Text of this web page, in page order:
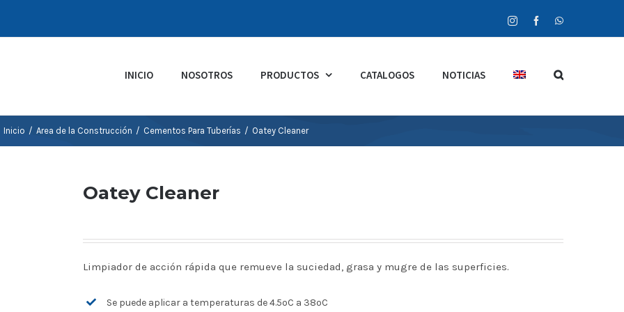
InstagramFacebookWhatsApp
INICIO NOSOTROS PRODUCTOS CATALOGOS NOTICIAS
Inicio / Area de la Construcción / Cementos Para Tuberías / Oatey Cleaner
Oatey Cleaner
Limpiador de acción rápida que remueve la suciedad, grasa y mugre de las superficies.
Se puede aplicar a temperaturas de 4.5ºC a 38ºC